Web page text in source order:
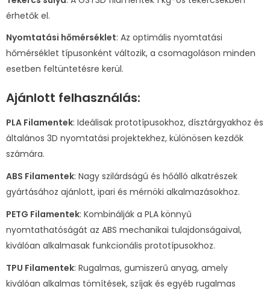
érhetők el.
Nyomtatási hőmérséklet: Az optimális nyomtatási
hőmérséklet típusonként változik, a csomagoláson minden
esetben feltüntetésre kerül.
Ajánlott felhasználás:
PLA Filamentek: Ideálisak prototípusokhoz, dísztárgyakhoz és
általános 3D nyomtatási projektekhez, különösen kezdők
számára.
ABS Filamentek: Nagy szilárdságú és hőálló alkatrészek
gyártásához ajánlott, ipari és mérnöki alkalmazásokhoz.
PETG Filamentek: Kombinálják a PLA könnyű
nyomtathatóságát az ABS mechanikai tulajdonságaival,
kiválóan alkalmasak funkcionális prototípusokhoz.
TPU Filamentek: Rugalmas, gumiszerű anyag, amely
kiválóan alkalmas tömítések, szíjak és egyéb rugalmas